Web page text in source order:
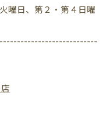
曜日、第２・第４日曜